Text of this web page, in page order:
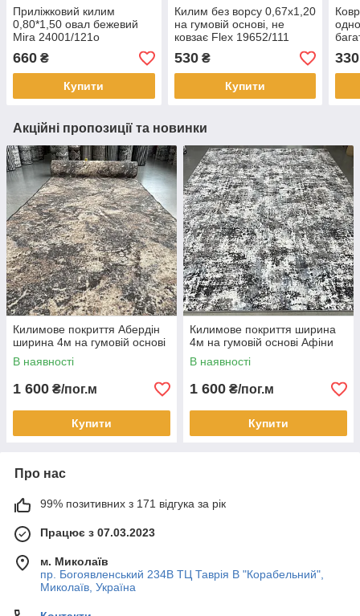
Приліжковий килим
0,80*1,50 овал бежевий
Mira 24001/121о
660 ₴
Купити
Килим без ворсу 0,67х1,20
на гумовій основі, не
ковзає Flex 19652/111
бежевий
530₴
Купити
330
Акційні пропозиції та новинки
Килимове покриття Абердін
ширина 4м на гумовій основі
В наявності
1 600 ₴/пог.м
Купити
Килимове покриття ширина
4м на гумовій основі Афіни
В наявності
1 600 ₴/пог.м
Купити
Про нас
99% позитивних з 171 відгука за рік
Працює з 07.03.2023
м. Миколаїв
пр. Богоявленський 234В ТЦ Таврія В "Корабельний",
Миколаїв, Україна